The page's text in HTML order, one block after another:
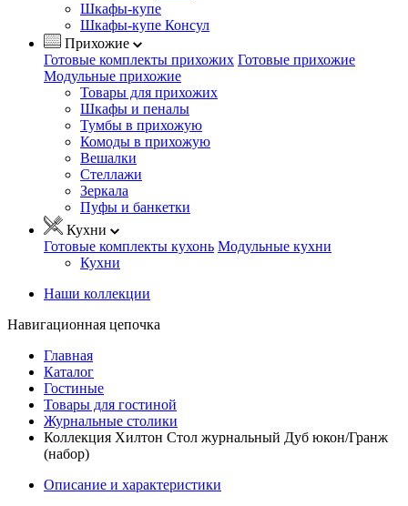
Шкафы-купе
Шкафы-купе Консул
Прихожие
Готовые комплекты прихожих Готовые прихожие
Модульные прихожие
Товары для прихожих
Шкафы и пеналы
Тумбы в прихожую
Комоды в прихожую
Вешалки
Стеллажи
Зеркала
Пуфы и банкетки
Кухни
Готовые комплекты кухонь Модульные кухни
Кухни
Наши коллекции
Навигационная цепочка
Главная
Каталог
Гостиные
Товары для гостиной
Журнальные столики
Коллекция Хилтон Стол журнальный Дуб юкон/Гранж
(набор)
Описание и характеристики